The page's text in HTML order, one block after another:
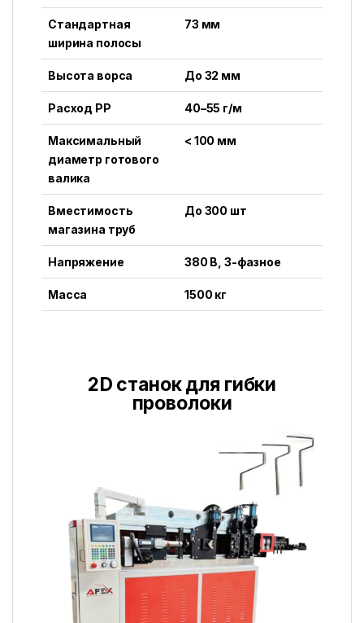
Стандартная
ширина полосы
73 мм
Высота ворса До 32 мм
Расход PP 40–55 г/м
Максимальный
диаметр готового
валика
< 100 мм
Вместимость
магазина труб
До 300 шт
Напряжение 380 В, 3-фазное
Масса 1500 кг
2D станок для гибки
проволоки